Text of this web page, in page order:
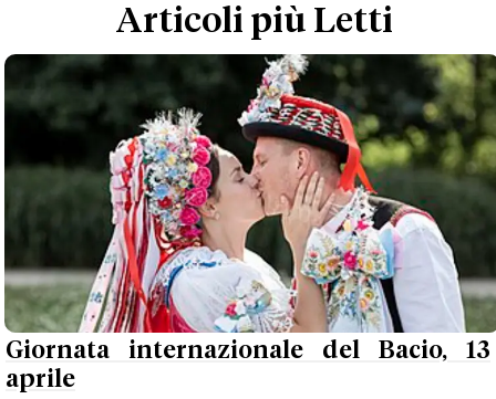
Articoli più Letti
Giornata internazionale del Bacio, 13
aprile